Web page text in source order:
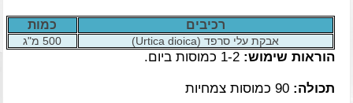
רכיבים כמות
אבקת עלי סרפד (Urtica dioica) 500 מ"ג
הוראות שימוש: 1-2 כמוסות ביום.
תכולה: 90 כמוסות צמחיות